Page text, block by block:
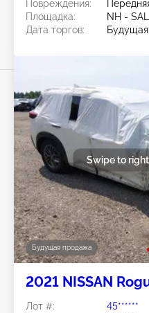
Повреждения:
Площадка:
NH -
Дата торгов:
Будущая продажа
Swipe to
2021 NISSAN
Лот #:
45******